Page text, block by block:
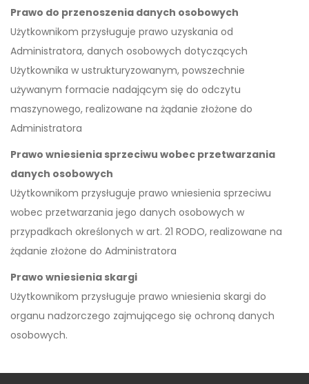
Prawo do przenoszenia danych osobowych
Użytkownikom przysługuje prawo uzyskania od
Administratora, danych osobowych dotyczących
Użytkownika w ustrukturyzowanym, powszechnie
używanym formacie nadającym się do odczytu
maszynowego, realizowane na żądanie złożone do
Administratora
Prawo wniesienia sprzeciwu wobec przetwarzania
danych osobowych
Użytkownikom przysługuje prawo wniesienia sprzeciwu
wobec przetwarzania jego danych osobowych w
przypadkach określonych w art. 21 RODO, realizowane na
żądanie złożone do Administratora
Prawo wniesienia skargi
Użytkownikom przysługuje prawo wniesienia skargi do
organu nadzorczego zajmującego się ochroną danych
osobowych.